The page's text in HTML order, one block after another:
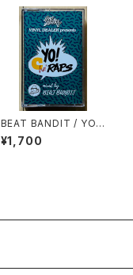
BEAT BANDIT / YO！
CHA' RAPS
¥1,700